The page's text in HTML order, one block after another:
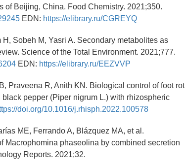
of Beijing, China. Food Chemistry. 2021;350.
EDN: https://elibrary.ru/CGREYQ
Sobeh M, Yasri A. Secondary metabolites as
Science of the Total Environment. 2021;777.
EDN: https://elibrary.ru/EEZVVP
Praveena R, Anith KN. Biological control of foot rot
pepper (Piper nigrum L.) with rhizospheric
doi.org/10.1016/j.rhisph.2022.100578
ME, Ferrando A, Blázquez MA, et al.
Macrophomina phaseolina by combined secretion
Reports. 2021;32.